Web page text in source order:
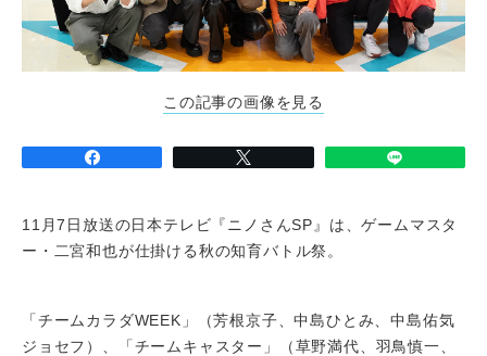
この記事の画像を見る
11月7日放送の日本テレビ『ニノさんSP』は、ゲームマスタ
ー・二宮和也が仕掛ける秋の知育バトル祭。
「チームカラダWEEK」（芳根京子、中島ひとみ、中島佑気
ジョセフ）、「チームキャスター」（草野満代、羽鳥慎一、